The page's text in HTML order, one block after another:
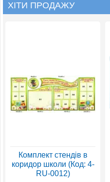
ХІТИ ПРОДАЖУ
Комплект стендів в
коридор школи (Код: 4-
RU-0012)